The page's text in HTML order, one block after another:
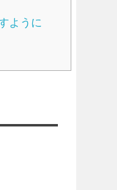
ように